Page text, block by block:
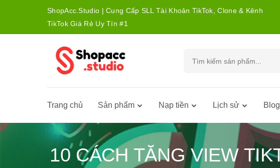
ShopAcc.Studio | Cung Cấp SLL Tài Khoản TikTok, Clone & Kênh
TikTok Giá Rẻ Uy Tín #1
Trang chủ Sản phẩm Nạp tiền Lịch sử
10 CÁCH TĂNG VIEW